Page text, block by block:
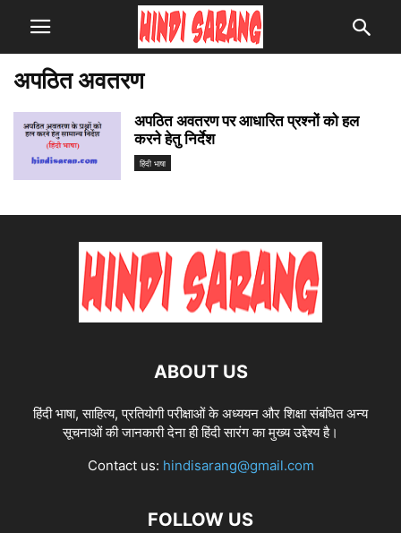
अपठित अवतरण
अपठित अवतरण पर आधारित प्रश्नों को हल
करने हेतु निर्देश
हिंदी भाषा
ABOUT US
हिंदी भाषा, साहित्य, प्रतियोगी परीक्षाओं के अध्ययन और शिक्षा संबंधित अन्य
सूचनाओं की जानकारी देना ही हिंदी सारंग का मुख्य उद्देश्य है।
Contact us: hindisarang@gmail.com
FOLLOW US